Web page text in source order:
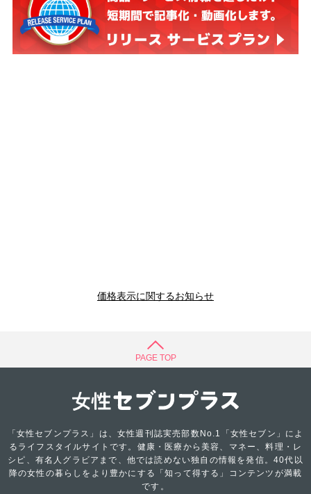
価格表示に関するお知らせ
PAGE TOP
「女性セブンプラス」は、女性週刊誌実売部数No.1「女性セブン」によ
るライフスタイルサイトです。健康・医療から美容、マネー、料理・レ
シピ、有名人グラビアまで、他では読めない独自の情報を発信。40代以
降の女性の暮らしをより豊かにする「知って得する」コンテンツが満載
です。